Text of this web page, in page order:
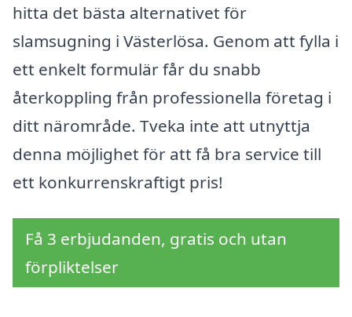
hitta det bästa alternativet för
slamsugning i Västerlösa. Genom att fylla i
ett enkelt formulär får du snabb
återkoppling från professionella företag i
ditt närområde. Tveka inte att utnyttja
denna möjlighet för att få bra service till
ett konkurrenskraftigt pris!
Få 3 erbjudanden, gratis och utan
förpliktelser